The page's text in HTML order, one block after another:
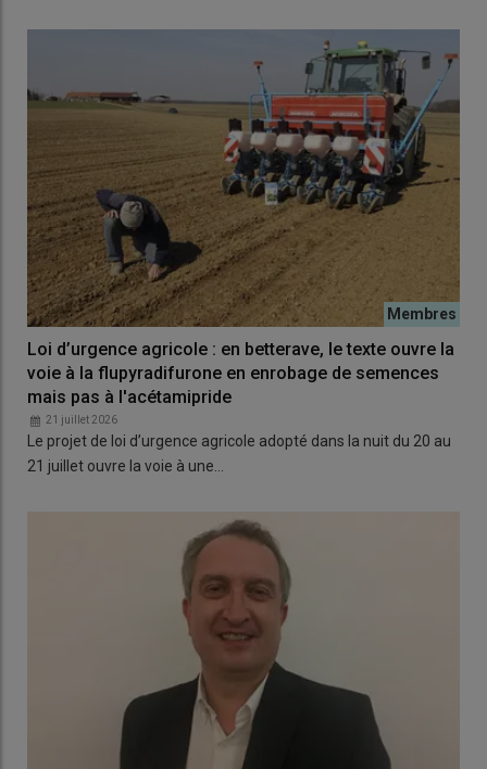
Loi d’urgence agricole : en betterave, le texte ouvre la
voie à la flupyradifurone en enrobage de semences
mais pas à l'acétamipride
21 juillet 2026
Le projet de loi d’urgence agricole adopté dans la nuit du 20 au
21 juillet ouvre la voie à une…